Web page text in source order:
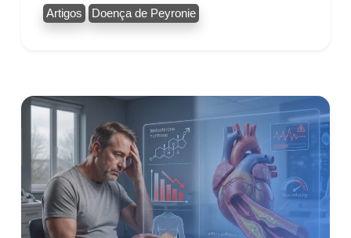
Artigos Doença de Peyronie